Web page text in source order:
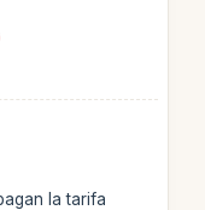
la tarifa